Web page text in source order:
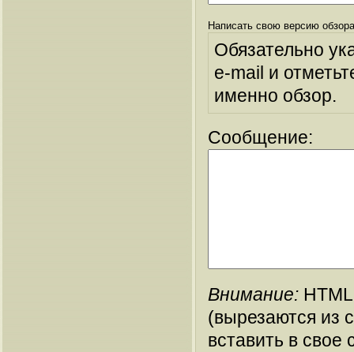
Написать свою версию
Обязательно
e-mail и
именно обзор.
Сообщение:
Внимание:
(вырезаются из
вставить в